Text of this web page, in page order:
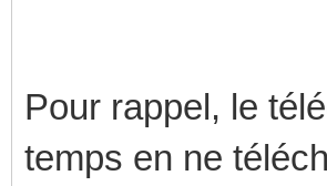
Pour rappel, le
temps en ne